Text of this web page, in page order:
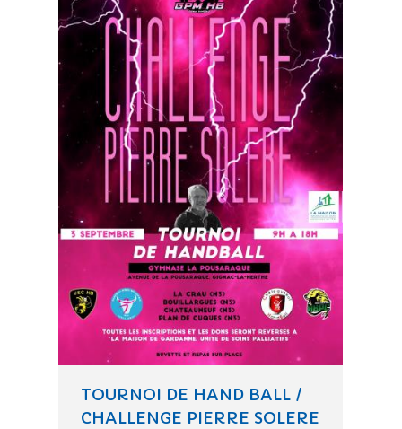
TOURNOI DE HAND BALL /
CHALLENGE PIERRE SOLERE